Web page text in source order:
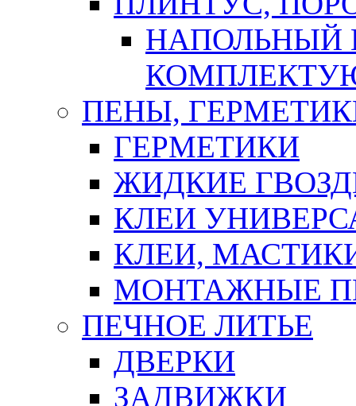
НАПОЛЬНЫЙ
ПЕНЫ,
ГЕРМЕТИКИ
ЖИДКИЕ
КЛЕИ
КЛЕИ,
МОНТАЖНЫЕ
ПЕЧНОЕ ЛИТЬЕ
ДВЕРКИ
ЗАДВИЖКИ